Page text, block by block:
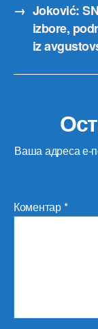
→ Joković:
izbore,
iz
Ваша адреса е-
Коментар*